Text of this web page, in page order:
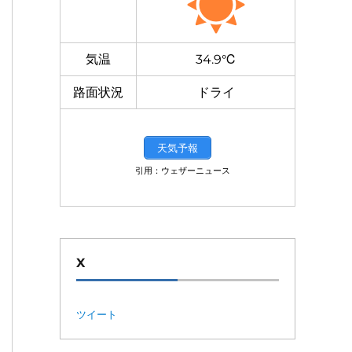
気温 34.9℃
路面状況 ドライ
天気予報
引用：ウェザーニュース
X
ツイート